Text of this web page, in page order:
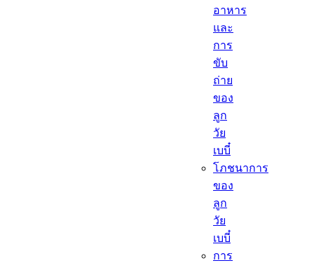
อาหาร
และ
การ
ขับ
ถ่าย
ของ
ลูก
วัย
เบบี๋
โภชนาการ
ของ
ลูก
วัย
เบบี๋
การ